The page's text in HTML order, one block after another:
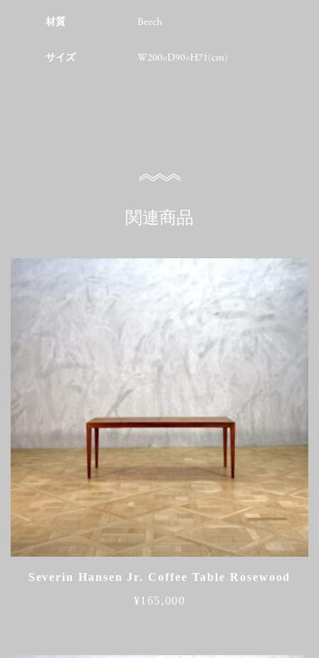
材質 Beech
サイズ W200×D90×H71(cm)
関連商品
Severin Hansen Jr. Coffee Table Rosewood
¥165,000